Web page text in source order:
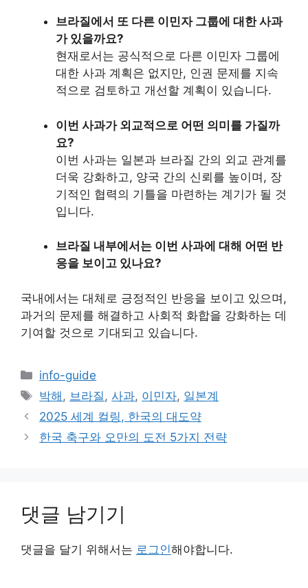
브라질에서 또 다른 이민자 그룹에 대한 사과
가 있을까요?
현재로서는 공식적으로 다른 이민자 그룹에
대한 사과 계획은 없지만, 인권 문제를 지속
적으로 검토하고 개선할 계획이 있습니다.
이번 사과가 외교적으로 어떤 의미를 가질까
요?
이번 사과는 일본과 브라질 간의 외교 관계를
더욱 강화하고, 양국 간의 신뢰를 높이며, 장
기적인 협력의 기틀을 마련하는 계기가 될 것
입니다.
브라질 내부에서는 이번 사과에 대해 어떤 반
응을 보이고 있나요?
국내에서는 대체로 긍정적인 반응을 보이고 있으며,
과거의 문제를 해결하고 사회적 화합을 강화하는 데
기여할 것으로 기대되고 있습니다.
카
테
고
리
info-guide
태
그
박해 , 브라질 ,사과, 이민자, 일본계
2025 세계 컬링, 한국의 대도약
한국 축구와 오만의 도전 5가지 전략
댓글 남기기
댓글을 달기 위해서는 로그인해야합니다.